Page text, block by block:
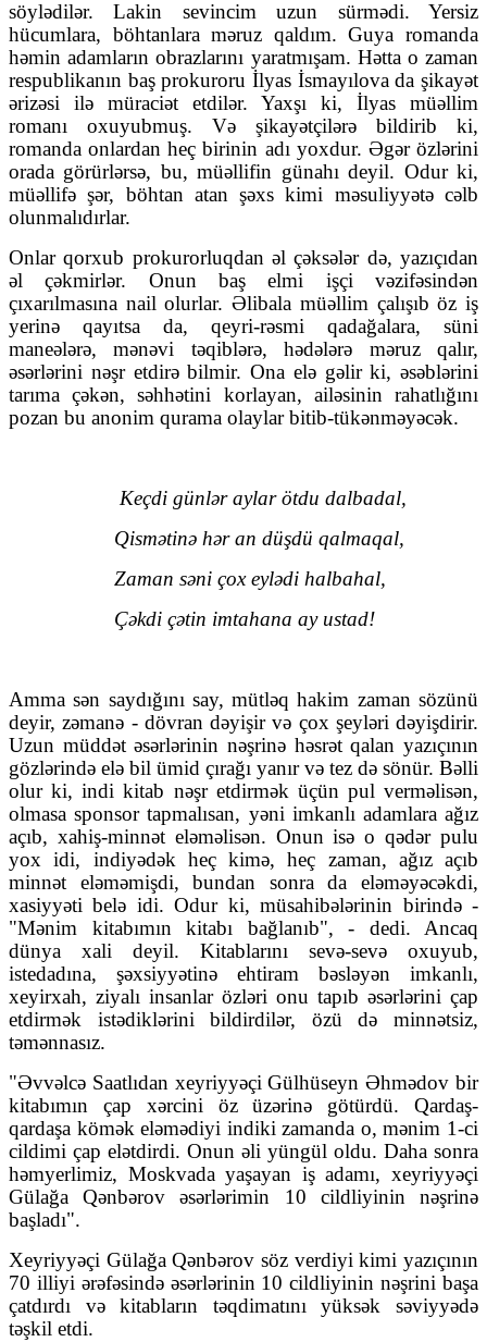
söylədilər. Lakin sevincim uzun sürmədi. Yersiz
hücumlara, böhtanlara məruz qaldım. Guya romanda
həmin adamların obrazlarını yaratmışam. Hətta o zaman
respublikanın baş prokuroru İlyas İsmayılova da şikayət
ərizəsi ilə müraciət etdilər. Yaxşı ki, İlyas müəllim
romanı oxuyubmuş. Və şikayətçilərə bildirib ki,
romanda onlardan heç birinin adı yoxdur. Əgər özlərini
orada görürlərsə, bu, müəllifin günahı deyil. Odur ki,
müəllifə şər, böhtan atan şəxs kimi məsuliyyətə cəlb
olunmalıdırlar.
Onlar qorxub prokurorluqdan əl çəksələr də, yazıçıdan
əl çəkmirlər. Onun baş elmi işçi vəzifəsindən
çıxarılmasına nail olurlar. Əlibala müəllim çalışıb öz iş
yerinə qayıtsa da, qeyri-rəsmi qadağalara, süni
maneələrə, mənəvi təqiblərə, hədələrə məruz qalır,
əsərlərini nəşr etdirə bilmir. Ona elə gəlir ki, əsəblərini
tarıma çəkən, səhhətini korlayan, ailəsinin rahatlığını
pozan bu anonim qurama olaylar bitib-tükənməyəcək.
Keçdi günlər aylar ötdu dalbadal,
Qismətinə hər an düşdü qalmaqal,
Zaman səni çox eylədi halbahal,
Çəkdi çətin imtahana ay ustad!
Amma sən saydığını say, mütləq hakim zaman sözünü
deyir, zəmanə - dövran dəyişir və çox şeyləri dəyişdirir.
Uzun müddət əsərlərinin nəşrinə həsrət qalan yazıçının
gözlərində elə bil ümid çırağı yanır və tez də sönür. Bəlli
olur ki, indi kitab nəşr etdirmək üçün pul verməlisən,
olmasa sponsor tapmalısan, yəni imkanlı adamlara ağız
açıb, xahiş-minnət eləməlisən. Onun isə o qədər pulu
yox idi, indiyədək heç kimə, heç zaman, ağız açıb
minnət eləməmişdi, bundan sonra da eləməyəcəkdi,
xasiyyəti belə idi. Odur ki, müsahibələrinin birində -
"Mənim kitabımın kitabı bağlanıb", - dedi. Ancaq
dünya xali deyil. Kitablarını sevə-sevə oxuyub,
istedadına, şəxsiyyətinə ehtiram bəsləyən imkanlı,
xeyirxah, ziyalı insanlar özləri onu tapıb əsərlərini çap
etdirmək istədiklərini bildirdilər, özü də minnətsiz,
təmənnasız.
"Əvvəlcə Saatlıdan xeyriyyəçi Gülhüseyn Əhmədov bir
kitabımın çap xərcini öz üzərinə götürdü. Qardaş-
qardaşa kömək eləmədiyi indiki zamanda o, mənim 1-ci
cildimi çap elətdirdi. Onun əli yüngül oldu. Daha sonra
həmyerlimiz, Moskvada yaşayan iş adamı, xeyriyyəçi
Gülağa Qənbərov əsərlərimin 10 cildliyinin nəşrinə
başladı".
Xeyriyyəçi Gülağa Qənbərov söz verdiyi kimi yazıçının
70 illiyi ərəfəsində əsərlərinin 10 cildliyinin nəşrini başa
çatdırdı və kitabların təqdimatını yüksək səviyyədə
təşkil etdi.